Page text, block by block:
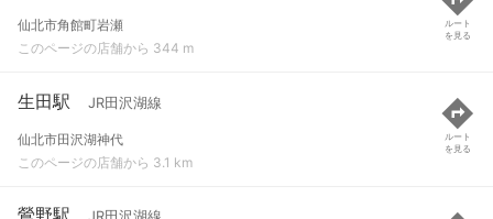
仙北市角館町岩瀬
このページの店舗から 344 m
ルート
を見る
生田駅 JR田沢湖線
仙北市田沢湖神代
このページの店舗から 3.1 km
ルート
を見る
鶯野駅